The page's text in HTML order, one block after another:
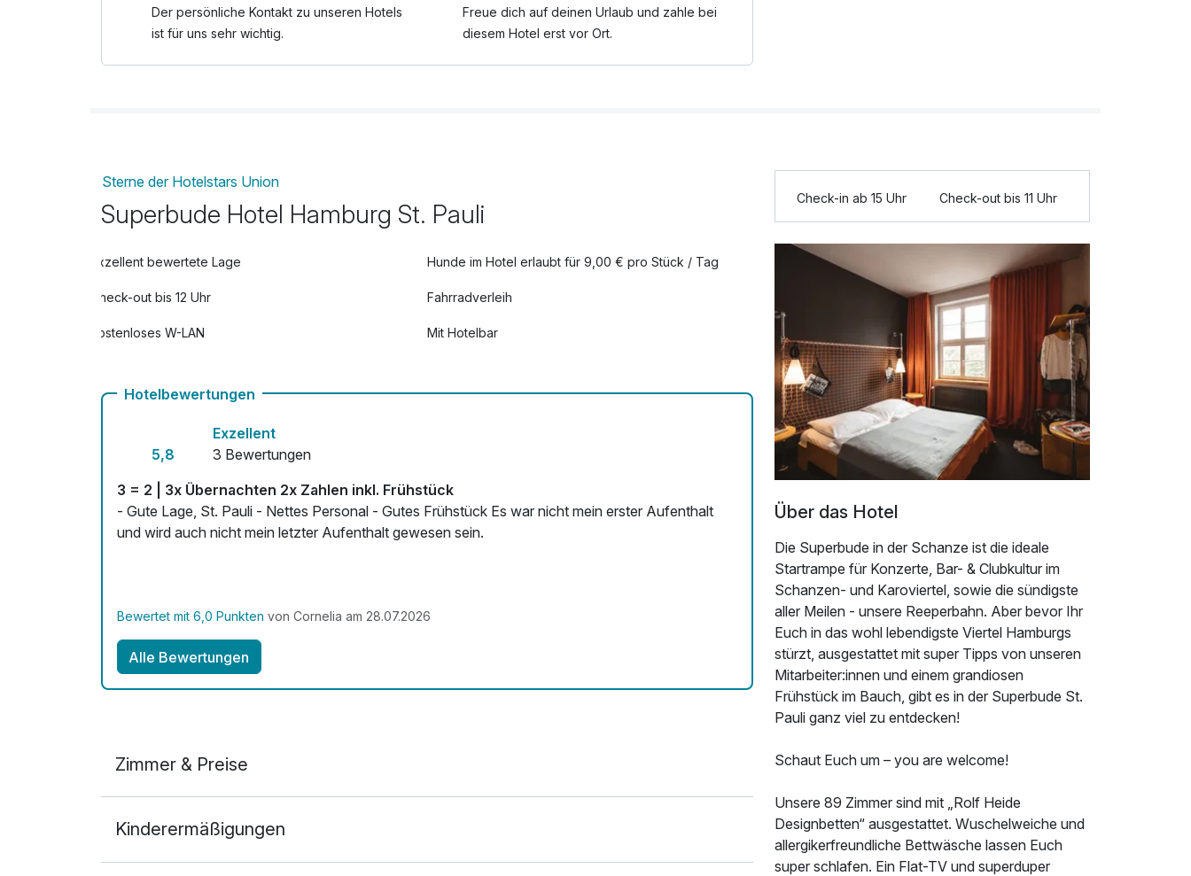
Der persönliche Kontakt zu unseren Hotels
ist für uns sehr wichtig.
Freue dich auf deinen Urlaub und zahle bei
diesem Hotel erst vor Ort.
Sterne der Hotelstars Union
Superbude Hotel Hamburg St. Pauli
Exzellent bewertete Lage Hunde im Hotel erlaubt für 9,00 € pro Stück / Tag
Check-out bis 12 Uhr Fahrradverleih
Kostenloses W-LAN Mit Hotelbar
Hotelbewertungen
5,8
Exzellent
3 Bewertungen
3 = 2 | 3x Übernachten 2x Zahlen inkl. Frühstück
- Gute Lage, St. Pauli - Nettes Personal - Gutes Frühstück Es war nicht mein erster Aufenthalt
und wird auch nicht mein letzter Aufenthalt gewesen sein.
Bewertet mit 6,0 Punkten von Cornelia am 28.07.2026
Alle Bewertungen
Zimmer & Preise
2 Erwachsene
Kinderermäßigungen
Check-in ab 15 Uhr Check-out bis 11 Uhr
Über das Hotel
Die Superbude in der Schanze ist die ideale
Startrampe für Konzerte, Bar- & Clubkultur im
Schanzen- und Karoviertel, sowie die sündigste
aller Meilen - unsere Reeperbahn. Aber bevor Ihr
Euch in das wohl lebendigste Viertel Hamburgs
stürzt, ausgestattet mit super Tipps von unseren
Mitarbeiter:innen und einem grandiosen
Frühstück im Bauch, gibt es in der Superbude St.
Pauli ganz viel zu entdecken!
Schaut Euch um – you are welcome!
Unsere 89 Zimmer sind mit „Rolf Heide
Designbetten“ ausgestattet. Wuschelweiche und
allergikerfreundliche Bettwäsche lassen Euch
super schlafen. Ein Flat-TV und superduper